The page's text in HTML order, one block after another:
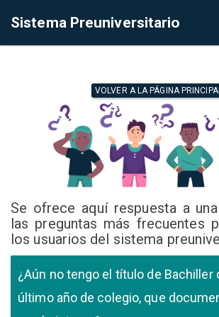
Sistema Preuniversitario
VOLVER A LA PÁGINA PRINCIPAL
Se ofrece aquí respuesta a
las preguntas más frecuentes
los usuarios del sistema
¿Aún no tengo el título de Bachiller
último año de colegio, que